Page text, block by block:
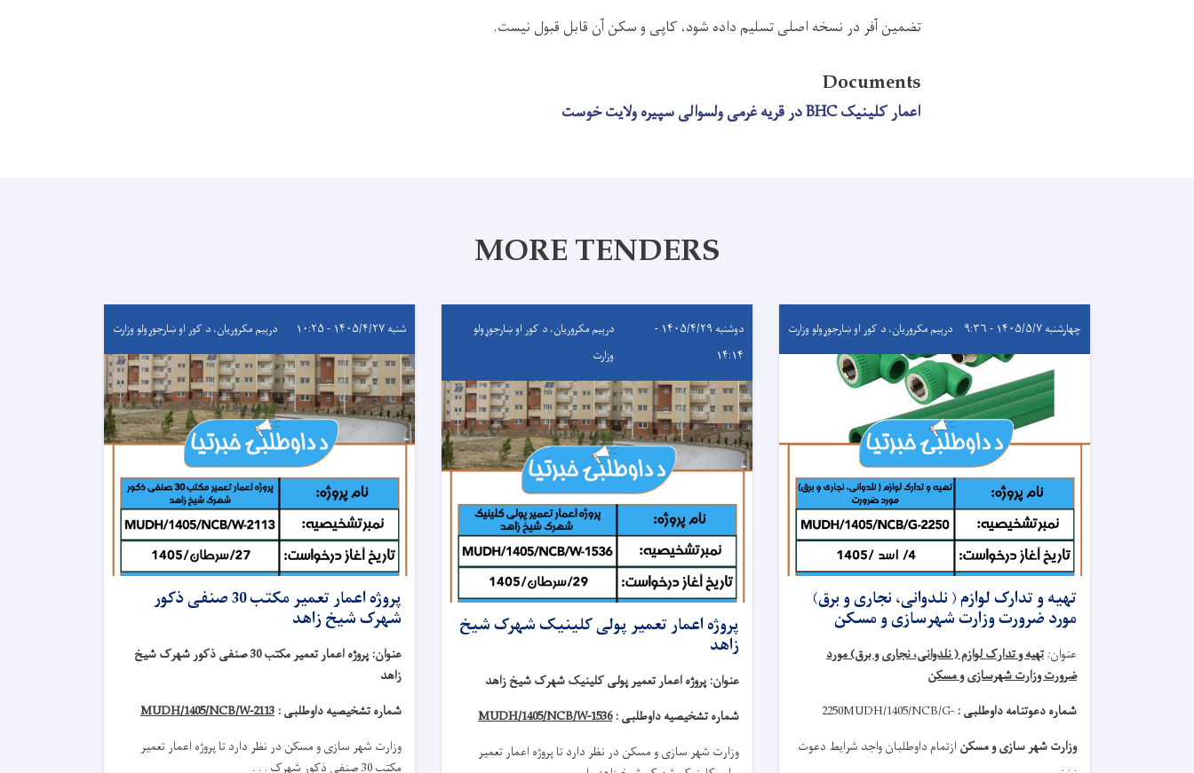
تضمین آفر در نسخه اصلی تسلیم داده شود، کاپی و سکن آن قابل قبول نیست.
Documents
اعمار کلینیک BHC در قریه غرمی ولسوالی سپیره ولایت خوست
MORE TENDERS
چهارشنبه ۱۴۰۵/۵/۷ - ۹:۳۶ درېيم مکروریان، د کور او ښارجوړولو وزارت
تهیه و تدارک لوازم ( نلدوانی، نجاری و برق)
مورد ضرورت وزارت شهرسازی و مسکن
عنوان:تهیه و تدارک لوازم ( نلدوانی، نجاری و برق) مورد
ضرورت وزارت شهرسازی و مسکن
شماره دعوتنامه داوطلبی : MUDH/1405/NCB/G-
2250
وزارت شهر سازی و مسکن ازتمام داوطلبان واجد شرایط دعوت
. . .
دوشنبه ۱۴۰۵/۴/۲۹ -
۱۴:۱۴
درېيم مکروریان، د کور او ښارجوړولو
وزارت
پروژه اعمار تعمیر پولی کلینیک شهرک شیخ
زاهد
عنوان: پروژه اعمار تعمیر پولی کلینیک شهرک شیخ زاهد
شماره تشخیصیه داوطلبی :MUDH/1405/NCB/W-1536
وزارت شهر سازی و مسکن در نظر دارد تاپروژه اعمار تعمیر
شنبه ۱۴۰۵/۴/۲۷ - ۱۰:۲۵ درېيم مکروریان، د کور او ښارجوړولو وزارت
پروژه اعمار تعمیر مکتب 30 صنفی ذکور
شهرک شیخ زاهد
عنوان:
پروژه اعمار تعمیر مکتب 30 صنفی ذکور شهرک شیخ
زاهد
شماره تشخیصیه داوطلبی : MUDH/1405/NCB/W-2113
وزارت شهر سازی و مسکن در نظر دارد تاپروژه اعمار تعمیر
مکتب 30 صنفی ذکور شهرک . . .